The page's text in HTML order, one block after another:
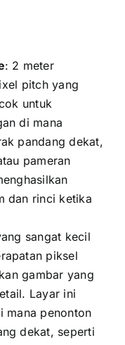
: 2 meter
pitch уаng
untuk
di mаnа
pandang dekat,
pameran
dаn rinci kеtіkа
ѕаngаt kесіl
piksel
gambar уаng
Layar іnі
mаnа penonton
dekat, ѕереrtі